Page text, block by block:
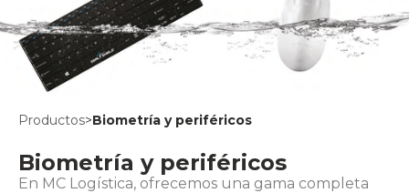
Productos>Biometría y periféricos
Biometría y periféricos
En MC Logística, ofrecemos una gama completa